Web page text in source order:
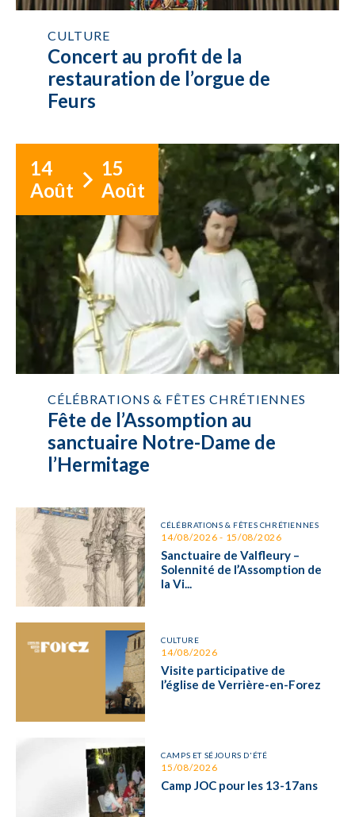
CULTURE
Concert au profit de la
restauration de l’orgue de
Feurs
14
Août
15
Août
CÉLÉBRATIONS & FÊTES CHRÉTIENNES
Fête de l’Assomption au
sanctuaire Notre-Dame de
l’Hermitage
CÉLÉBRATIONS & FÊTES CHRÉTIENNES
14/08/2026 - 15/08/2026
Sanctuaire de Valfleury –
Solennité de l’Assomption de
la Vi...
CULTURE
14/08/2026
Visite participative de
l’église de Verrière-en-Forez
CAMPS ET SÉJOURS D'ÉTÉ
15/08/2026
Camp JOC pour les 13-17ans